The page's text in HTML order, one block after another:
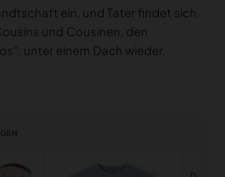
ein, und Tater findet sich
und Cousinen, den
unter einem Dach wieder.